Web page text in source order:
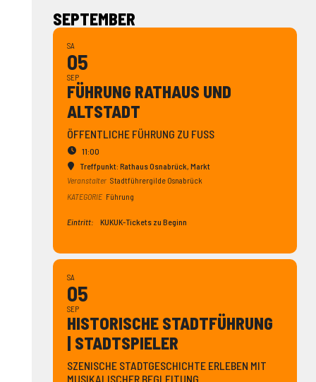
SEPTEMBER
SA
05
SEP
FÜHRUNG RATHAUS UND
ALTSTADT
ÖFFENTLICHE FÜHRUNG ZU FUSS
11:00
Treffpunkt: Rathaus Osnabrück, Markt
Veranstalter Stadtführergilde Osnabrück
KATEGORIE Führung
Eintritt: KUKUK-Tickets zu Beginn
SA
05
SEP
HISTO­RISCHE STADT­FÜHRUNG
| STADT­SPIELER
SZENISCHE STADTGESCHICHTE ERLEBEN MIT
MUSIKALISCHER BEGLEITUNG